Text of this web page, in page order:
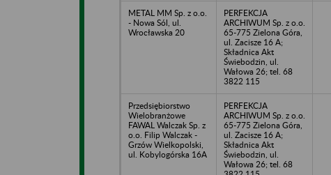
METAL MM Sp. z o.o.
- Nowa Sól, ul.
Wrocławska 20
PERFEKCJA
ARCHIWUM Sp. z o.o.
65-775 Zielona Góra,
ul. Zacisze 16 A;
Składnica Akt
Świebodzin, ul.
Wałowa 26; tel. 68
3822 115
Przedsiębiorstwo
Wielobranżowe
FAWAL Walczak Sp. z
o.o. Filip Walczak -
Grzów Wielkopolski,
ul. Kobylogórska 16A
PERFEKCJA
ARCHIWUM Sp. z o.o.
65-775 Zielona Góra,
ul. Zacisze 16 A;
Składnica Akt
Świebodzin, ul.
Wałowa 26; tel. 68